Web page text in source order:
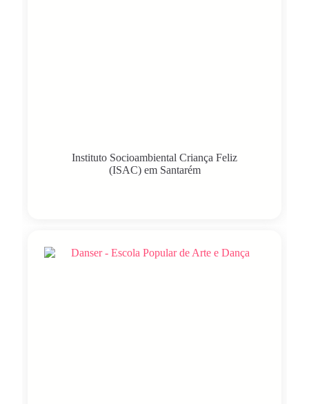
Instituto Socioambiental Criança Feliz
(ISAC) em Santarém